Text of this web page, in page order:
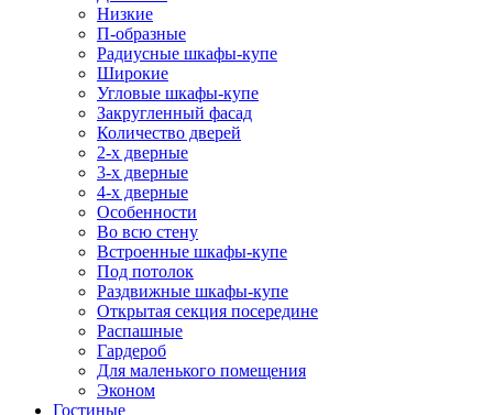
Низкие
П-образные
Радиусные шкафы-купе
Широкие
Угловые шкафы-купе
Закругленный фасад
Количество дверей
2-х дверные
3-х дверные
4-х дверные
Особенности
Во всю стену
Встроенные шкафы-купе
Под потолок
Раздвижные шкафы-купе
Открытая секция посередине
Распашные
Гардероб
Для маленького помещения
Эконом
Гостиные